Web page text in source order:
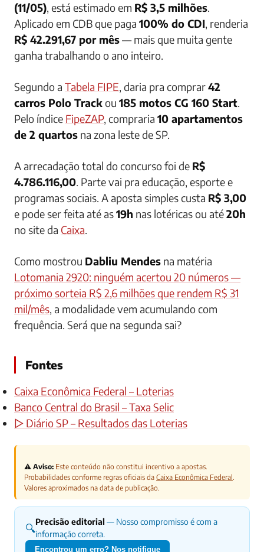
(11/05), está estimado em R$ 3,5 milhões.
Aplicado em CDB que paga 100% do CDI, renderia
R$ 42.291,67 por mês— mais que muita gente
ganha trabalhando o ano inteiro.
Segundo a Tabela FIPE, daria pra comprar42
carros Polo Trackou 185 motos CG 160 Start.
Pelo índice FipeZAP, compraria 10 apartamentos
de 2 quartos na zona leste de SP.
A arrecadação total do concurso foi de R$
4.786.116,00. Parte vai pra educação, esporte e
programas sociais. A aposta simples custa R$ 3,00
e pode ser feita até as19h nas lotéricas ou até20h
no site da Caixa.
Como mostrou Dabliu Mendes na matéria
Lotomania 2920: ninguém acertou 20 números —
próximo sorteia R$ 2,6 milhões que rendem R$ 31
mil/mês, a modalidade vem acumulando com
frequência. Será que na segunda sai?
Fontes
Caixa Econômica Federal – Loterias
Banco Central do Brasil – Taxa Selic
▷ Diário SP – Resultados das Loterias
⚠️ Aviso: Este conteúdo não constitui incentivo a apostas.
Probabilidades conforme regras oficiais da Caixa Econômica Federal.
Valores aproximados na data de publicação.
🔍Precisão editorial — Nosso compromisso é com a
informação correta.
Encontrou um erro? Nos notifique